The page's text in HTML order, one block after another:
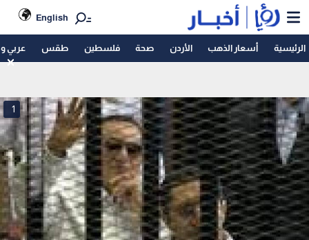
English
الرئيسية أسعار الذهب الأردن صحة فلسطين طقس عربي
1